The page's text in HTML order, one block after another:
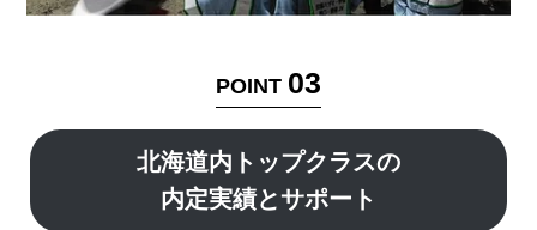
POINT 03
北海道内トップクラスの
内定実績とサポート